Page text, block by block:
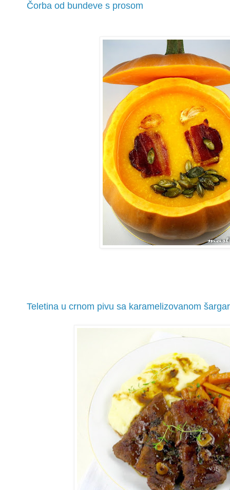
Čorba od bundeve s prosom
Teletina u crnom pivu sa karamelizovanom